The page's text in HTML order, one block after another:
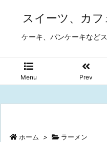
スイーツ、カ
ケーキ、パンケーキなど
Menu Prev
ホーム > ラーメン